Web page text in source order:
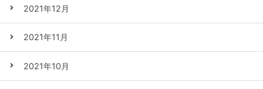
2021年12月
2021年11月
2021年10月